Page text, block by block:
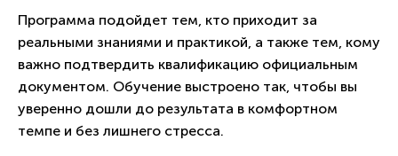
Программа подойдет тем, кто приходит за
реальными знаниями и практикой, а также тем, кому
важно подтвердить квалификацию официальным
документом. Обучение выстроено так, чтобы вы
уверенно дошли до результата в комфортном
темпе и без лишнего стресса.